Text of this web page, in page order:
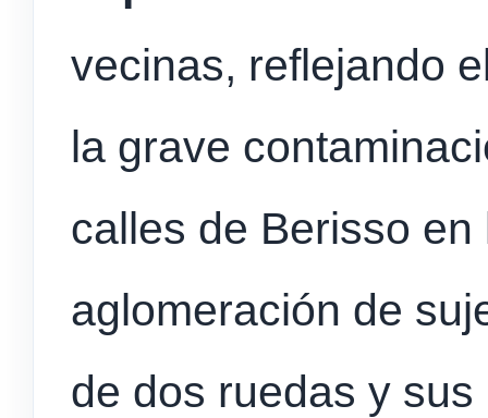
vecinas, reflejando
la grave
calles de Berisso
aglomeración de
de dos ruedas y